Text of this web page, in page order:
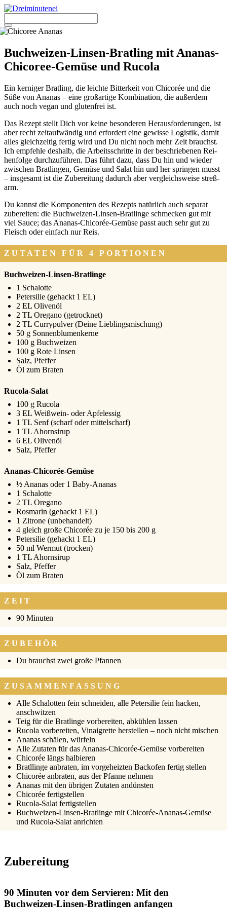
Zum
springen
Menü
Buchweizen-Linsen-Bratling mit Ananas-
Chicoree-Gemüse und Rucola
Ein ker­ni­ger Brat­ling, die leich­te Bit­ter­keit von Chi­co­rée und die
Süße von Ana­nas – eine groß­ar­ti­ge Kom­bi­na­ti­on, die außer­dem
auch noch vegan und glu­ten­frei ist.
Das Rezept stellt Dich vor kei­ne beson­de­ren Her­aus­for­de­run­gen, ist
aber recht zeit­auf­wän­dig und erfor­dert eine gewis­se Logis­tik, damit
alles gleich­zei­tig fer­tig wird und Du nicht noch mehr Zeit brauchst.
Ich emp­feh­le des­halb, die Arbeits­schrit­te in der beschrie­be­nen Rei­
hen­fol­ge durch­zu­füh­ren. Das führt dazu, dass Du hin und wie­der
zwi­schen Brat­lin­gen, Gemü­se und Salat hin und her sprin­gen musst
– ins­ge­samt ist die Zube­rei­tung dadurch aber ver­gleichs­wei­se streß­
arm.
Du kannst die Kom­po­nen­ten des Rezepts natür­lich auch sepa­rat
zube­rei­ten: die Buch­wei­zen-Lin­sen-Brat­lin­ge schme­cken gut mit
viel Sau­ce; das Ana­nas-Chi­co­rée-Gemü­se passt auch sehr gut zu
Fleisch oder ein­fach nur Reis.
ZUTATEN FÜR 4 PORTIONEN
Buchweizen-Linsen-Bratlinge
1 Scha­lot­te
Peter­si­lie (gehackt 1 EL)
2 EL Oli­ven­öl
2 TL Ore­ga­no (getrock­net)
2 TL Cur­ry­pul­ver (Dei­ne Lieb­lings­mi­schung)
50 g Son­nen­blu­men­ker­ne
100 g Buch­wei­zen
100 g Rote Lin­sen
Salz, Pfef­fer
Öl zum Bra­ten
Rucola-Salat
100 g Ruco­la
3 EL Weiß­wein- oder Apfel­es­sig
1 TL Senf (scharf oder mit­tel­scharf)
1 TL Ahorn­si­rup
6 EL Oli­ven­öl
Salz, Pfef­fer
Ananas-Chicorée-Gemüse
½ Ana­nas oder 1 Baby-Ana­nas
1 Scha­lot­te
2 TL Ore­ga­no
Ros­ma­rin (gehackt 1 EL)
1 Zitro­ne (unbe­han­delt)
4 gleich gro­ße Chi­co­rée zu je 150 bis 200 g
Peter­si­lie (gehackt 1 EL)
50 ml Wer­mut (tro­cken)
1 TL Ahorn­si­rup
Salz, Pfef­fer
Öl zum Bra­ten
ZEIT
90 Minu­ten
ZUBEHÖR
Du brauchst zwei gro­ße Pfan­nen
ZUSAMMENFASSUNG
Alle Scha­lot­ten fein schnei­den, alle Peter­si­lie fein hacken,
anschwit­zen
Teig für die Brat­lin­ge vor­be­rei­ten, abküh­len las­sen
Ruco­la vor­be­rei­ten, Vin­ai­gret­te her­stel­len – noch nicht mischen
Ana­nas schä­len, wür­feln
Alle Zuta­ten für das Ana­nas-Chi­co­rée-Gemü­se vor­be­rei­ten
Chi­co­rée längs hal­bie­ren
Bratl­lin­ge anbra­ten, im vor­ge­heiz­ten Back­ofen fer­tig stel­len
Chi­co­rée anbra­ten, aus der Pfan­ne neh­men
Ana­nas mit den übri­gen Zuta­ten andüns­ten
Chi­co­rée fer­tig­stel­len
Ruco­la-Salat fer­tig­stel­len
Buch­wei­zen-Lin­sen-Brat­lin­ge mit Chi­co­rée-Ana­nas-Gemü­se
und Ruco­la-Salat anrich­ten
Zubereitung
90 Minuten vor dem Servieren: Mit den
Buchweizen-Linsen-Bratlingen anfangen